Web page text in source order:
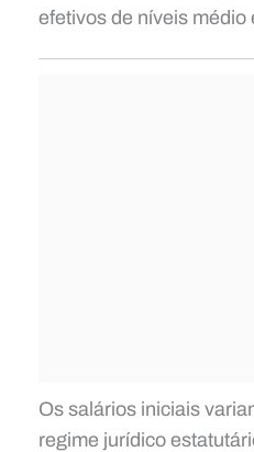
efetivos de níveis médio
Os salários iniciais
regime jurídico